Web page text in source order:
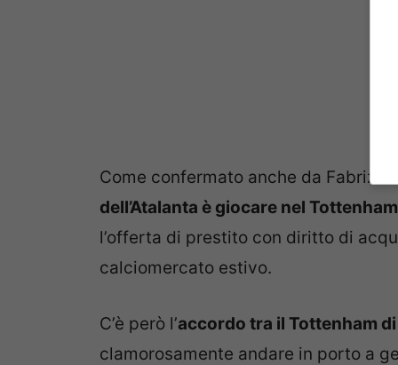
Come confermato anche da Fabrizio
dell’Atalanta è giocare nel Tottenham
l’offerta di prestito con diritto di
calciomercato estivo.
C’è però l’accordo tra il Tottenham
clamorosamente andare in porto a